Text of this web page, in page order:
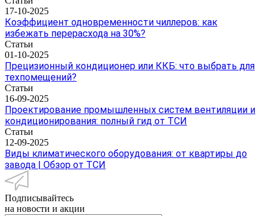
17-10-2025
Коэффициент одновременности чиллеров: как
избежать перерасхода на 30%?
Статьи
01-10-2025
Прецизионный кондиционер или ККБ: что выбрать для
техпомещений?
Статьи
16-09-2025
Проектирование промышленных систем вентиляции и
кондиционирования: полный гид от ТСИ
Статьи
12-09-2025
Виды климатического оборудования: от квартиры до
завода | Обзор от ТСИ
Подписывайтесь
на новости и акции